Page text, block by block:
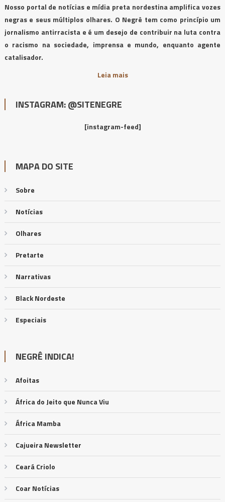
Nosso portal de notícias e mídia preta nordestina amplifica vozes
negras e seus múltiplos olhares. O Negrê tem como princípio um
jornalismo antirracista e é um desejo de contribuir na luta contra
o racismo na sociedade, imprensa e mundo, enquanto agente
catalisador.
Leia mais
INSTAGRAM: @SITENEGRE
[instagram-feed]
MAPA DO SITE
Sobre
Notícias
Olhares
Pretarte
Narrativas
Black Nordeste
Especiais
NEGRÊ INDICA!
Afoitas
África do Jeito que Nunca Viu
África Mamba
Cajueira Newsletter
Ceará Criolo
Coar Notícias